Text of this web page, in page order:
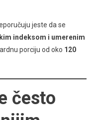
jeste da se
indeksom i umerenim
porciju od oko 120
često